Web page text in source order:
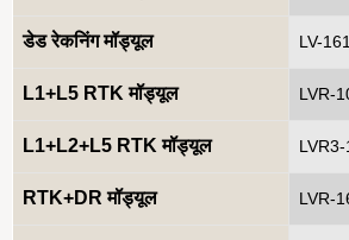
डेड रेकनिंग मॉड्यूल LV-
L1+L5 RTK मॉड्यूल LVR-
L1+L2+L5 RTK मॉड्यूल LVR3-
RTK+DR मॉड्यूल LVR-